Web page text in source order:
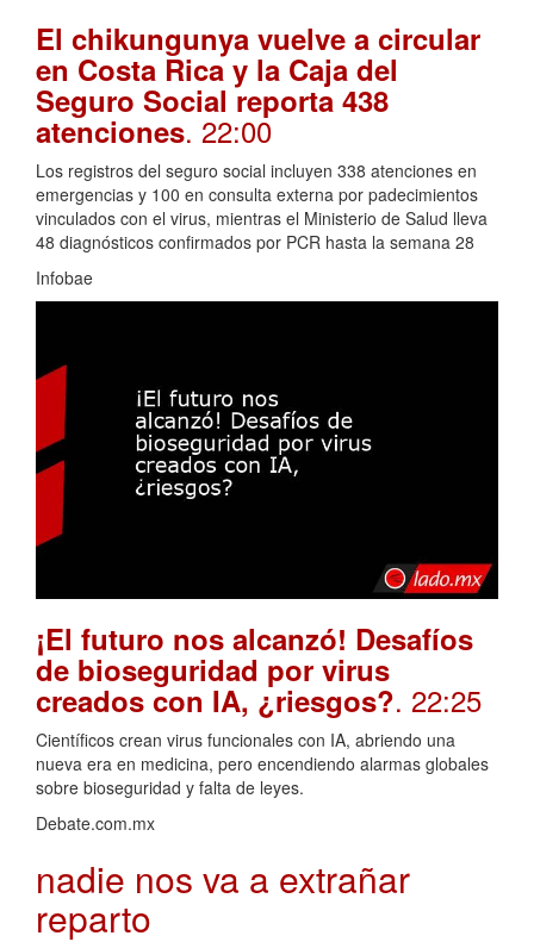
El chikungunya vuelve a circular
en Costa Rica y la Caja del
Seguro Social reporta 438
atenciones. 22:00
Los registros del seguro social incluyen 338 atenciones en
emergencias y 100 en consulta externa por padecimientos
vinculados con el virus, mientras el Ministerio de Salud lleva
48 diagnósticos confirmados por PCR hasta la semana 28
Infobae
¡El futuro nos alcanzó! Desafíos
de bioseguridad por virus
creados con IA, ¿riesgos?. 22:25
Científicos crean virus funcionales con IA, abriendo una
nueva era en medicina, pero encendiendo alarmas globales
sobre bioseguridad y falta de leyes.
Debate.com.mx
nadie nos va a extrañar
reparto